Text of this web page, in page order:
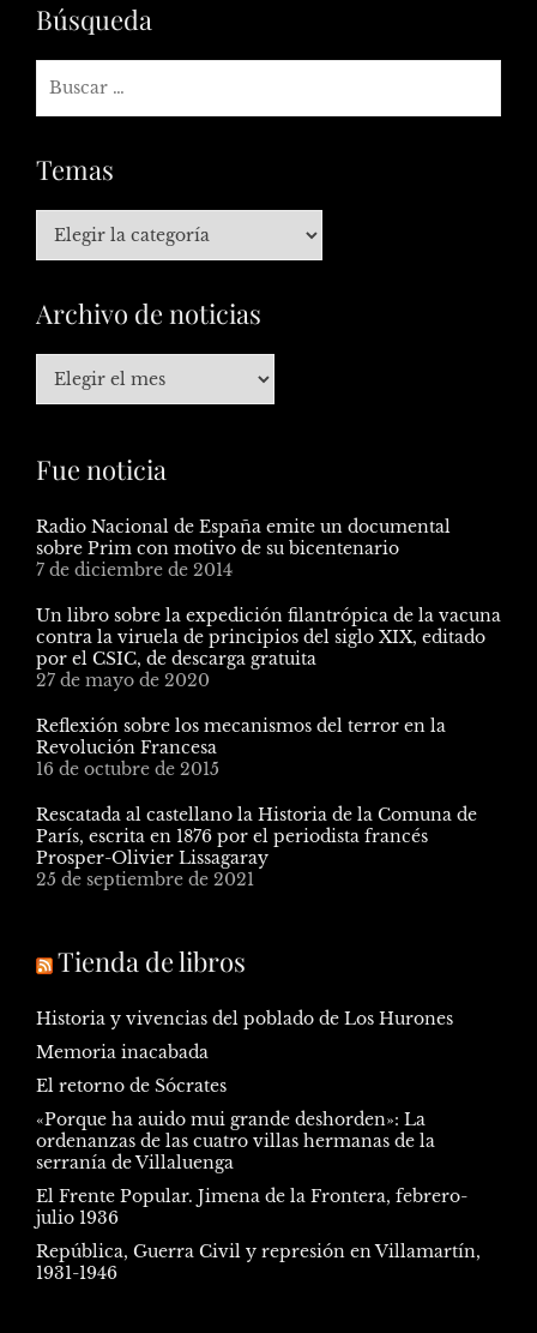
Búsqueda
Temas
Archivo de noticias
Fue noticia
Radio Nacional de España emite un documental
sobre Prim con motivo de su bicentenario
7 de diciembre de 2014
Un libro sobre la expedición filantrópica de la vacuna
contra la viruela de principios del siglo XIX, editado
por el CSIC, de descarga gratuita
27 de mayo de 2020
Reflexión sobre los mecanismos del terror en la
Revolución Francesa
16 de octubre de 2015
Rescatada al castellano la Historia de la Comuna de
París, escrita en 1876 por el periodista francés
Prosper-Olivier Lissagaray
25 de septiembre de 2021
Tienda de libros
Historia y vivencias del poblado de Los Hurones
Memoria inacabada
El retorno de Sócrates
«Porque ha auido mui grande deshorden»: La
ordenanzas de las cuatro villas hermanas de la
serranía de Villaluenga
El Frente Popular. Jimena de la Frontera, febrero-
julio 1936
República, Guerra Civil y represión en Villamartín,
1931-1946